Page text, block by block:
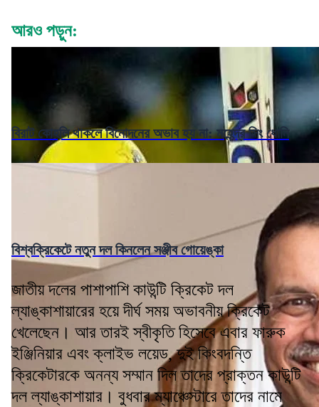
আরও পড়ুন:
বিরাট কোহলি থাকলে বিনোদনের অভাব হয় না: মহেন্দ্র সিং ধোনি
বিশ্বক্রিকেটে নতুন দল কিনলেন সঞ্জীব গোয়েঙ্কা
জাতীয় দলের পাশাপাশি কাউন্টি ক্রিকেট দল
ল্যাঙ্কাশায়ারের হয়ে দীর্ঘ সময় অভাবনীয় ক্রিকেট
খেলেছেন। আর তারই স্বীকৃতি হিসেবে এবার ফারুক
ইঞ্জিনিয়ার এবং ক্লাইভ লয়েড, দুই কিংবদন্তি
ক্রিকেটারকে অনন্য সম্মান দিল তাদের প্রাক্তন কাউন্টি
দল ল্যাঙ্কাশায়ার। বুধবার ম্যাঞ্চেস্টারে তাদের নামে